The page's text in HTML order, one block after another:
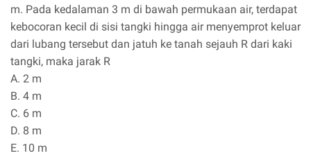
m. Pada kedalaman 3 m di bawah permukaan air, terdapat
kebocoran kecil di sisi tangki hingga air menyemprot keluar
dari lubang tersebut dan jatuh ke tanah sejauh R dari kaki
tangki, maka jarak R
A. 2 m
B. 4 m
C. 6 m
D. 8 m
E. 10 m